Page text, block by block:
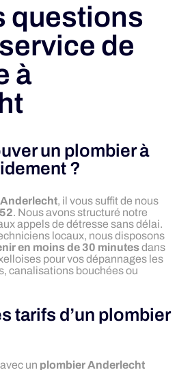
questions
de
à
un plombier à
?
, il vous suffit de nous
. Nous avons structuré notre
appels de détresse sans délai.
locaux, nous disposons
en moins de 30 minutesdans
pour vos dépannages les
canalisations bouchées ou
tarifs d’un plombier
un plombier Anderlecht